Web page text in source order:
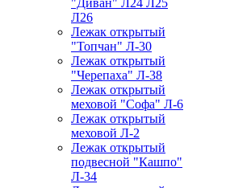
Л26
Лежак открытый
"Топчан" Л-30
Лежак открытый
"Черепаха" Л-38
Лежак открытый
меховой "Софа" Л-6
Лежак открытый
меховой Л-2
Лежак открытый
подвесной "Кашпо"
Л-34